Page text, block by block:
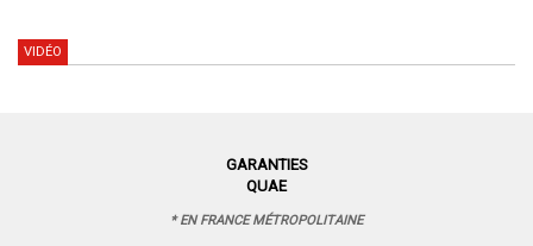
VIDÉO
GARANTIES
QUAE
* EN FRANCE MÉTROPOLITAINE